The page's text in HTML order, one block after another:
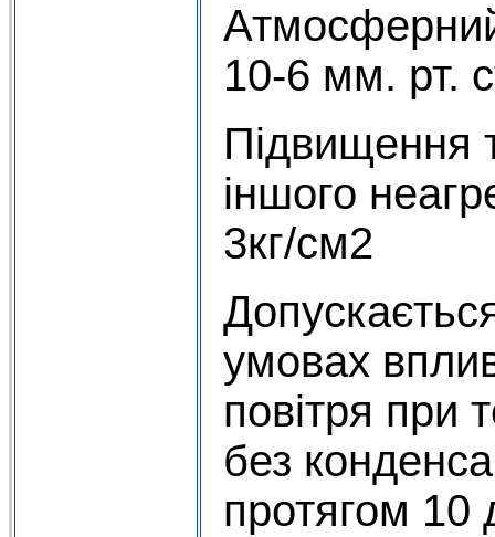
10-6 мм. рт.
Підвищення
іншого
3кг/см2
умовах
повітря при
без
протягом 10